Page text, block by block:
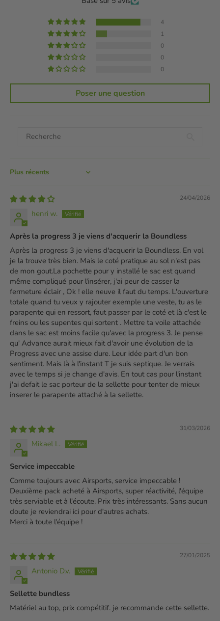
4
1
0
0
0
Poser une question
Sort by
24/04/2026
henri w.
Après la progress 3 je viens d'acquerir la Boundless
Après la progress 3 je viens d'acquerir la Boundless. En vol
je la trouve très bien. Mais le coté pratique au sol n'est pas
de mon gout.La pochette pour y installé le sac est quand
même compliqué pour l'insérer, j'ai peur de casser la
fermeture éclair , Ok ! elle neuve il faut du temps. L'ouverture
totale quand tu veux y rajouter exemple une veste, tu as le
parapente qui en ressort, faut passer par le coté et là c'est le
freins ou les supentes qui sortent . Mettre ta voile attachée
dans le sac est moins facile qu'avec la progress 3. Je pense
qu' Advance aurait mieux fait d'avoir une évolution de la
Progress avec une assise dure. Leur idée part d'un bon
sentiment. Mais là à l'instant T je suis septique. Je verrais
avec le temps si je change d'avis. En tout cas pour l'instant
j'ai defait le sac porteur de la sellette pour tenter de mieux
inserer le parapente attaché à la sellette.
31/03/2026
Mikael L.
Service impeccable
Comme toujours avec Airsports, service impeccable !
Deuxième pack acheté à Airsports, super réactivité, l'équipe
très serviable et à l'écoute. Prix très intéressants. Sans aucun
doute je reviendrai ici pour d'autres achats.
Merci à toute l'équipe !
27/01/2025
Antonio D.v.
Sellette bundless
Matériel au top, prix compétitif. je recommande cette sellette.